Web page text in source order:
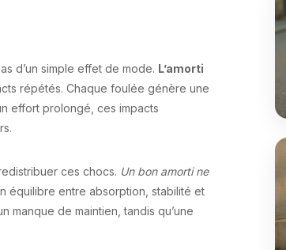
d’un simple effet de mode. L’amorti
répétés. Chaque foulée génère une
effort prolongé, ces impacts
ces chocs. Un bon amorti ne
équilibre entre absorption, stabilité et
manque de maintien, tandis qu’une